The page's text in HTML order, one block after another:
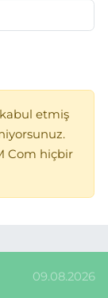
kabul etmiş
Com hiçbir
09.08.2026